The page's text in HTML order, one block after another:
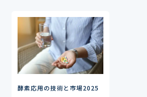
酵素応用の技術と市場2025